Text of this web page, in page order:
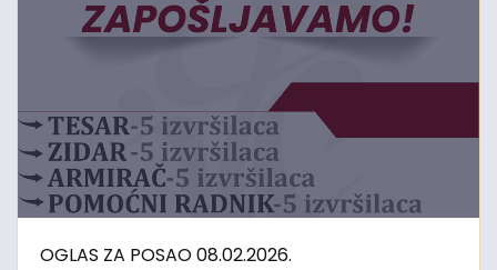
OGLAS ZA POSAO 08.02.2026.